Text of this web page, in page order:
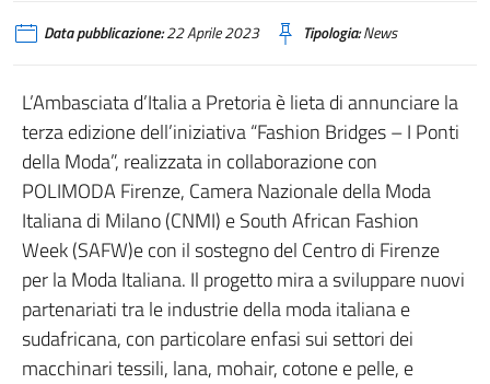
Data pubblicazione:22 Aprile 2023 Tipologia:News
L’Ambasciata d’Italia a Pretoria è lieta di annunciare la
terza edizione dell’iniziativa “Fashion Bridges – I Ponti
della Moda”, realizzata in collaborazione con
POLIMODA Firenze, Camera Nazionale della Moda
Italiana di Milano (CNMI) e South African Fashion
Week (SAFW)e con il sostegno del Centro di Firenze
per la Moda Italiana. Il progetto mira a sviluppare nuovi
partenariati tra le industrie della moda italiana e
sudafricana, con particolare enfasi sui settori dei
macchinari tessili, lana, mohair, cotone e pelle, e